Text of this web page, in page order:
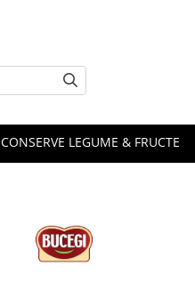
CONSERVE LEGUME & FRUCTE